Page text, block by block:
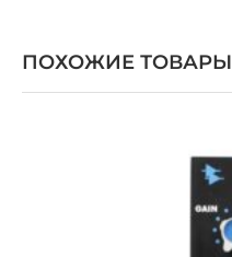
ПОХОЖИЕ ТОВАРЫ